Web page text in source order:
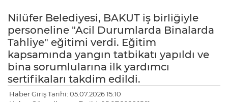
Nilüfer Belediyesi, BAKUT iş birliğiyle
personeline "Acil Durumlarda Binalarda
Tahliye" eğitimi verdi. Eğitim
kapsamında yangın tatbikatı yapıldı ve
bina sorumlularına ilk yardımcı
sertifikaları takdim edildi.
Haber Giriş Tarihi: 05.07.2026 15:10